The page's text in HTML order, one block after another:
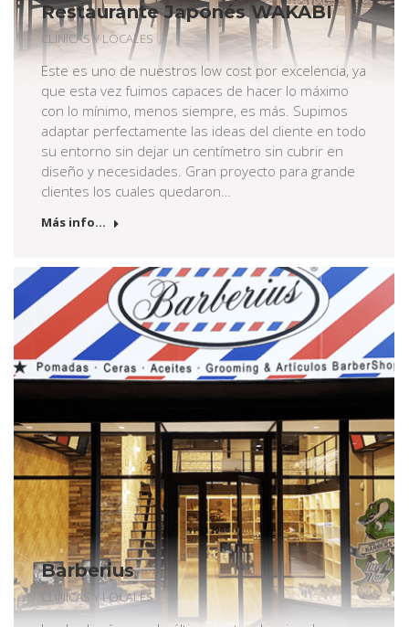
Restaurante Japonés WAKABI
CLÍNICAS Y LOCALES
Este es uno de nuestros low cost por excelencia, ya
que esta vez fuimos capaces de hacer lo máximo
con lo mínimo, menos siempre, es más. Supimos
adaptar perfectamente las ideas del cliente en todo
su entorno sin dejar un centímetro sin cubrir en
diseño y necesidades. Gran proyecto para grande
clientes los cuales quedaron…
Más info...
Barberius
CLÍNICAS Y LOCALES